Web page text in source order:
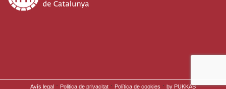
Avís legal · Politica de privacitat · Política de cookies · by PUKKAS